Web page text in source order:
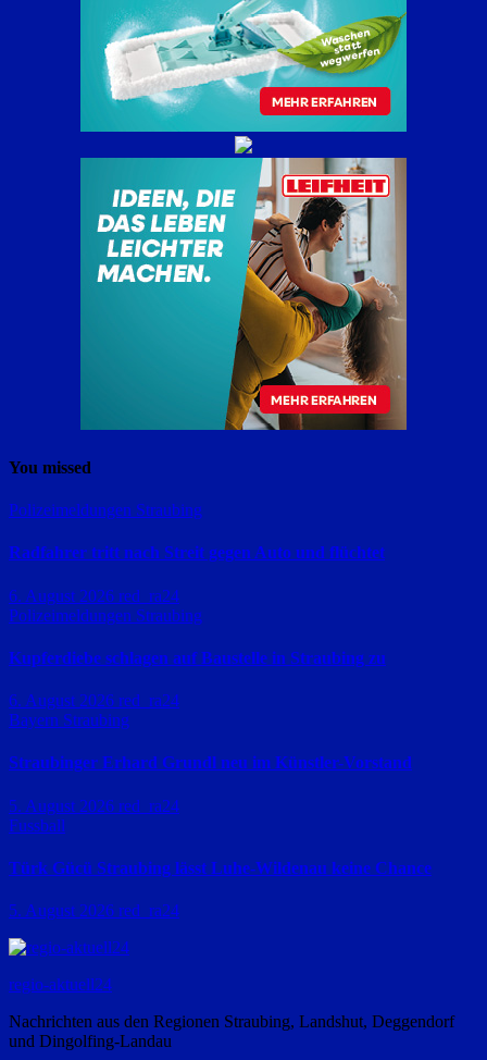
You missed
Polizeimeldungen Straubing
Radfahrer tritt nach Streit gegen Auto und flüchtet
6. August 2026 red_ra24
Polizeimeldungen Straubing
Kupferdiebe schlagen auf Baustelle in Straubing zu
6. August 2026 red_ra24
Bayern Straubing
Straubinger Erhard Grundl neu im Künstler-Vorstand
5. August 2026 red_ra24
Fussball
Türk Gücü Straubing lässt Luhe-Wildenau keine Chance
5. August 2026 red_ra24
regio-aktuell24
Nachrichten aus den Regionen Straubing, Landshut, Deggendorf
und Dingolfing-Landau